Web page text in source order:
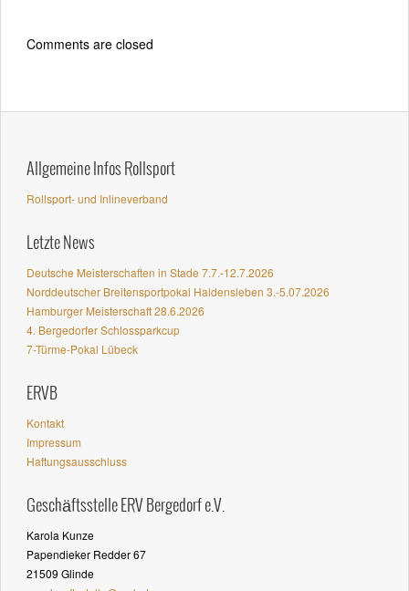
Comments are closed
Allgemeine Infos Rollsport
Rollsport- und Inlineverband
Letzte News
Deutsche Meisterschaften in Stade 7.7.-12.7.2026
Norddeutscher Breitensportpokal Haldensleben 3.-5.07.2026
Hamburger Meisterschaft 28.6.2026
4. Bergedorfer Schlossparkcup
7-Türme-Pokal Lübeck
ERVB
Kontakt
Impressum
Haftungsausschluss
Geschäftsstelle ERV Bergedorf e.V.
Karola Kunze
Papendieker Redder 67
21509 Glinde